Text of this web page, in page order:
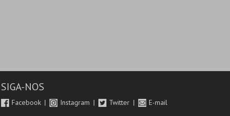
SIGA-NOS
Facebook Instagram Twitter E-mail